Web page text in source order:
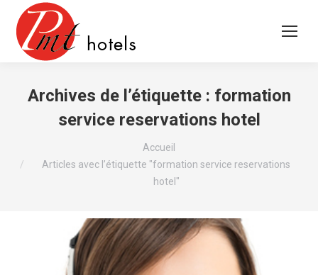
Archives de l’étiquette : formation
service reservations hotel
Accueil
Articles avec l’étiquette "formation service reservations
hotel"